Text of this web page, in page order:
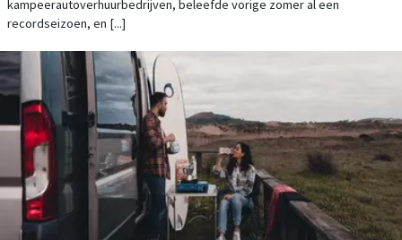
kampeerautoverhuurbedrijven, beleefde vorige zomer al een
recordseizoen, en [...]